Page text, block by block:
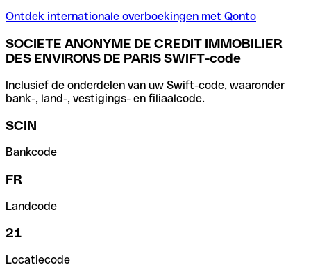
Ontdek internationale overboekingen met Qonto
SOCIETE ANONYME DE CREDIT IMMOBILIER
DES ENVIRONS DE PARIS SWIFT-code
Inclusief de onderdelen van uw Swift-code, waaronder
bank-, land-, vestigings- en filiaalcode.
SCIN
Bankcode
FR
Landcode
21
Locatiecode